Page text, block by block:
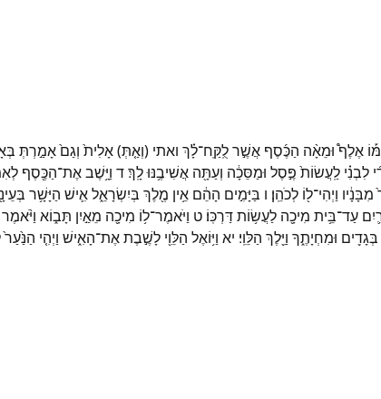
אֶלֶף֩ וּמֵאָ֨ה הַכֶּ֜סֶף אֲשֶׁ֣רלֻֽקַּֽח־לָ֗ךְ ואתי (וְאַ֤תְּ)אָלִית֙ וְגַם֙אָמַ֣רְתְּ
לִבְנִ֗י לַֽעֲשׂוֹת֙ פֶּ֣סֶל וּמַסֵּכָ֔ה וְעַתָּ֖ה אֲשִׁיבֶ֥נּוּלָֽךְ׃ד וַיָּ֥שֶׁבאֶת־הַכֶּ֖סֶף
מִבָּנָ֔יו וַיְהִי־ל֖וֹ לְכֹהֵֽן׃ ו בַּיָּמִ֣ים הָהֵ֔ם אֵ֥ין מֶ֖לֶךְ בְּיִשְׂרָאֵ֑לאִ֛ישׁ הַיָּשָׁ֥ר
עַד־בֵּ֥ית מִיכָ֖ה לַעֲשׂ֥וֹתדַּרְכּֽוֹ׃ ט וַיֹּאמֶר־ל֥וֹ מִיכָ֖ה מֵאַ֣יִן תָּב֑וֹא וַיֹּ֨אמֶר
בְּגָדִ֖ים וּמִחְיָתֶ֑ךָ וַיֵּ֖לֶךְ הַלֵּוִֽי׃ יא וַיּ֥וֹאֶל הַלֵּוִ֖י לָשֶׁ֣בֶתאֶת־הָאִ֑ישׁ וַיְהִ֤י הַנַּ֙עַר֙